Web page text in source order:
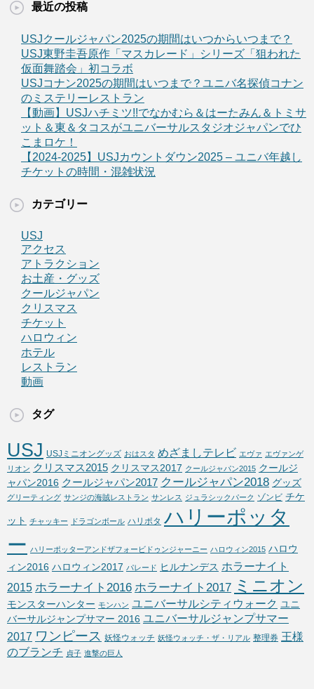
最近の投稿
USJクールジャパン2025の期間はいつからいつまで？
USJ東野圭吾原作「マスカレード」シリーズ「狙われた
仮面舞踏会」初コラボ
USJコナン2025の期間はいつまで？ユニバ名探偵コナン
のミステリーレストラン
【動画】USJハチミツ!!でなかむら＆はーたみん＆トミサ
ット＆東＆タコスがユニバーサルスタジオジャパンでひ
こまロケ！
【2024-2025】USJカウントダウン2025 – ユニバ年越し
チケットの時間・混雑状況
カテゴリー
USJ
アクセス
アトラクション
お土産・グッズ
クールジャパン
クリスマス
チケット
ハロウィン
ホテル
レストラン
動画
タグ
USJ USJミニオングッズ おはスタ めざましテレビ エヴァ エヴァンゲ
リオン クリスマス2015 クリスマス2017 クールジャパン2015 クールジ
ャパン2016 クールジャパン2017 クールジャパン2018 グッズ
グリーティング サンジの海賊レストラン サンレス ジュラシックパーク ゾンビ チケ
ット チャッキー ドラゴンボール ハリポタ ハリーポッタ
ー ハリーポッターアンドザフォービドゥンジャーニー ハロウィン2015 ハロウ
ィン2016 ハロウィン2017 パレード ヒルナンデス ホラーナイト
2015 ホラーナイト2016 ホラーナイト2017 ミニオン
モンスターハンター モンハン ユニバーサルシティウォーク ユニ
バーサルジャンプサマー 2016 ユニバーサルジャンプサマー
2017 ワンピース 妖怪ウォッチ 妖怪ウォッチ・ザ・リアル 整理券 王様
のブランチ 貞子 進撃の巨人